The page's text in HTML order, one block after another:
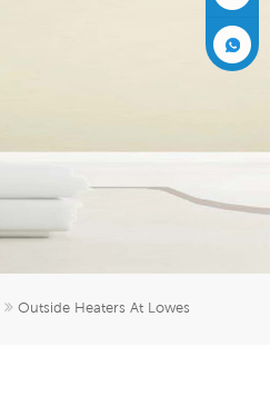
Outside Heaters At Lowes
3555
iboly.co
evaporat
er
5951777